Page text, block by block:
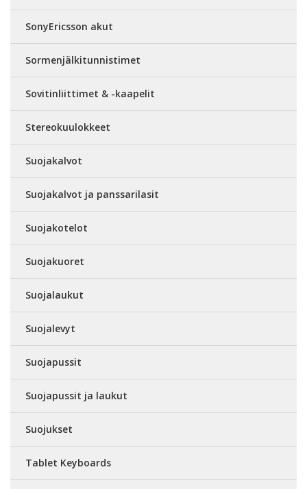
SonyEricsson akut
Sormenjälkitunnistimet
Sovitinliittimet & -kaapelit
Stereokuulokkeet
Suojakalvot
Suojakalvot ja panssarilasit
Suojakotelot
Suojakuoret
Suojalaukut
Suojalevyt
Suojapussit
Suojapussit ja laukut
Suojukset
Tablet Keyboards